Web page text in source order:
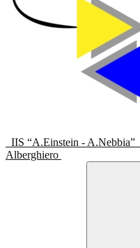
IIS “A.Einstein - A.Nebbia”
Alberghiero